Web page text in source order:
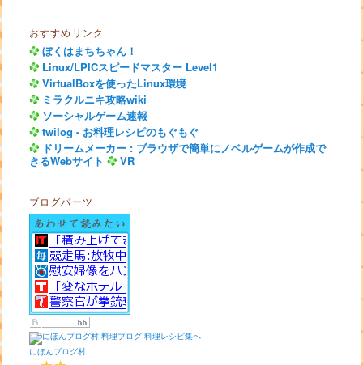
おすすめリンク
ぼくはまちちゃん！
Linux/LPICスピードマスター Level1
VirtualBoxを使ったLinux環境
ミラクルニキ攻略wiki
ソーシャルゲーム速報
twilog - お料理レシピのもぐもぐ
ドリームメーカー : ブラウザで簡単にノベルゲームが作成で
きるWebサイト
VR
ブログパーツ
にほんブログ村